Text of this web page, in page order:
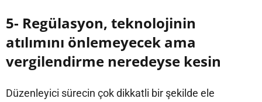
5- Regülasyon, teknolojinin
atılımını önlemeyecek ama
vergilendirme neredeyse kesin
Düzenleyici sürecin çok dikkatli bir şekilde ele